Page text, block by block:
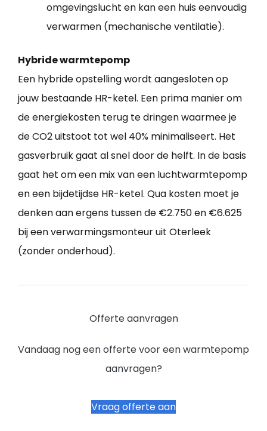
omgevingslucht en kan een huis eenvoudig
verwarmen (mechanische ventilatie).
Hybride warmtepomp
Een hybride opstelling wordt aangesloten op
jouw bestaande HR-ketel. Een prima manier om
de energiekosten terug te dringen waarmee je
de CO2 uitstoot tot wel 40% minimaliseert. Het
gasverbruik gaat al snel door de helft. In de basis
gaat het om een mix van een luchtwarmtepomp
en een bijdetijdse HR-ketel. Qua kosten moet je
denken aan ergens tussen de €2.750 en €6.625
bij een verwarmingsmonteur uit Oterleek
(zonder onderhoud).
Offerte aanvragen
Vandaag nog een offerte voor een warmtepomp
aanvragen?
Vraag offerte aan